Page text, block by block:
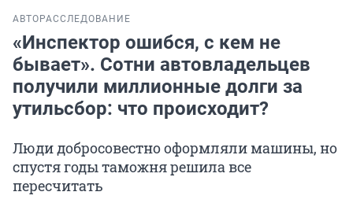
АВТО РАССЛЕДОВАНИЕ
«Инспектор ошибся, с кем не
бывает». Сотни автовладельцев
получили миллионные долги за
утильсбор: что происходит?
Люди добросовестно оформляли машины, но
спустя годы таможня решила все
пересчитать